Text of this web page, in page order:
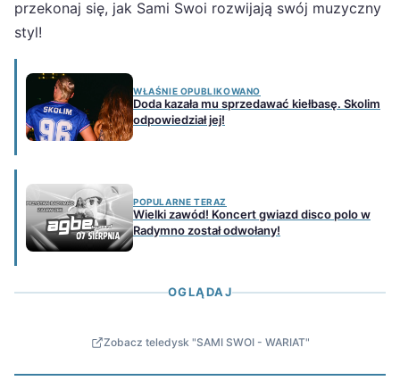
przekonaj się, jak Sami Swoi rozwijają swój muzyczny
styl!
WŁAŚNIE OPUBLIKOWANO
Doda kazała mu sprzedawać kiełbasę. Skolim
odpowiedział jej!
POPULARNE TERAZ
Wielki zawód! Koncert gwiazd disco polo w
Radymno został odwołany!
OGLĄDAJ
Zobacz teledysk "SAMI SWOI - WARIAT"